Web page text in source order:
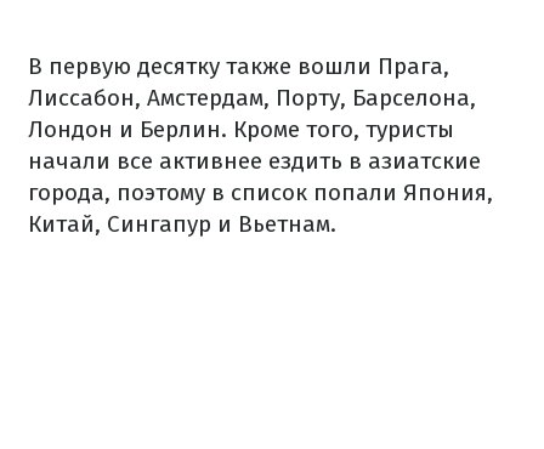
В первую десятку также вошли Прага,
Лиссабон, Амстердам, Порту, Барселона,
Лондон и Берлин. Кроме того, туристы
начали все активнее ездить в азиатские
города, поэтому в список попали Япония,
Китай, Сингапур и Вьетнам.